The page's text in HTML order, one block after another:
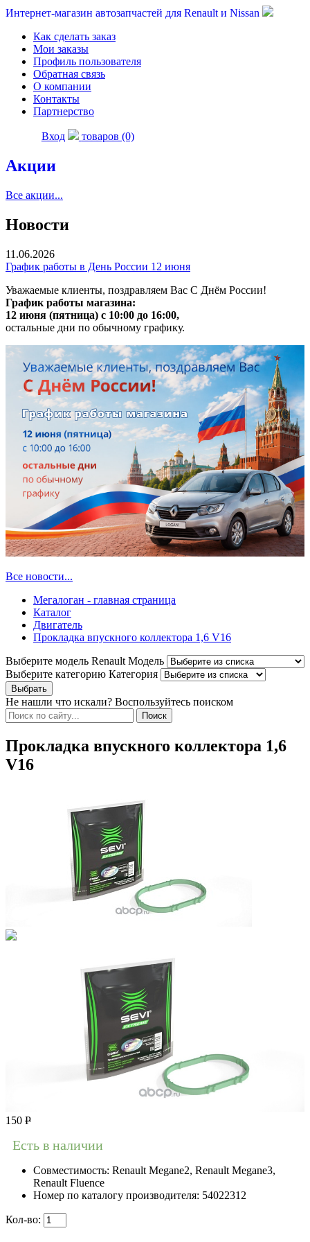
Интернет-магазин автозапчастей для Renault и Nissan
Как сделать заказ
Мои заказы
Профиль пользователя
Обратная связь
О компании
Контакты
Партнерство
Вход товаров (0)
Акции
Все акции...
Новости
11.06.2026
График работы в День России 12 июня
Уважаемые клиенты, поздравляем Вас С Днём России!
График работы магазина:
12 июня (пятница) с 10:00 до 16:00,
остальные дни по обычному графику.
Все новости...
Мегалоган - главная страница
Каталог
Двигатель
Прокладка впускного коллектора 1,6 V16
Выберите модель Renault Модель
Выберите категорию Категория
Не нашли что искали? Воспользуйтесь поиском
Прокладка впускного коллектора 1,6
V16
150 Р
Есть в наличии
Совместимость: Renault Megane2, Renault Megane3,
Renault Fluence
Номер по каталогу производителя: 54022312
Кол-во: